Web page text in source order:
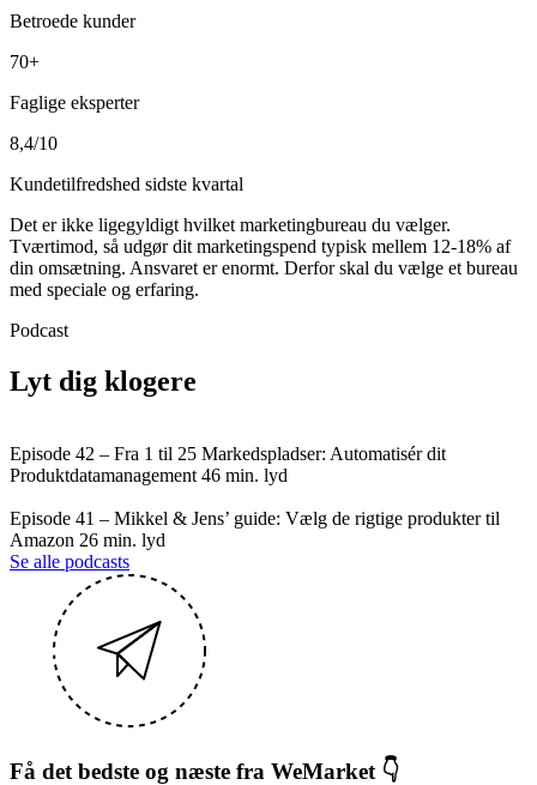
Betroede kunder
70+
Faglige eksperter
8,4/10
Kundetilfredshed sidste kvartal
Det er ikke ligegyldigt hvilket marketingbureau du vælger.
Tværtimod, så udgør dit marketingspend typisk mellem 12-18% af
din omsætning. Ansvaret er enormt. Derfor skal du vælge et bureau
med speciale og erfaring.
Podcast
Lyt dig klogere
Episode 42 – Fra 1 til 25 Markedspladser: Automatisér dit
Produktdatamanagement 46 min. lyd
Episode 41 – Mikkel & Jens’ guide: Vælg de rigtige produkter til
Amazon 26 min. lyd
Se alle podcasts
Få det bedste og næste fra WeMarket 👇